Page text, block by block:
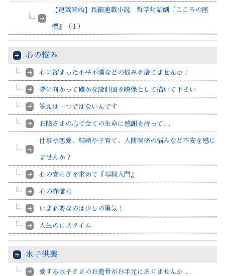
【連載開始】長編連載小説 哲学対話劇『こころの座
標』（１）
心の悩み
心に溜まった不平不満などの悩みを捨てませんか！
夢に向かって確かな設計図を映像として描いて下さい
答えは一つではないんです
お陰さまの心で全ての生命に感謝を持って…
仕事や恋愛、結婚や子育て、人間関係の悩みなど不安を感じ
ませんか？
心の安らぎを求めて『写経入門』
心の赤信号
いま必要なのは少しの勇気！
人生のロスタイム
水子供養
愛する水子さまのお遺骨がお手元にありませんか…